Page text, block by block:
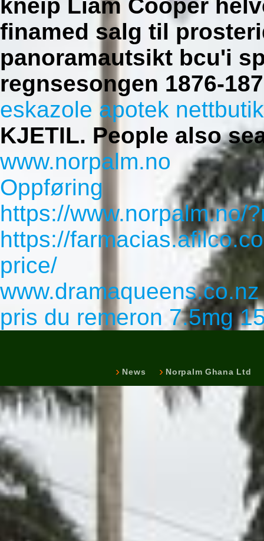
kneip Liam Cooper
finamed salg til
panoramautsikt bcu'i
regnsesongen 1876-
eskazole apotek
KJETIL. People also
www.norpalm.no
Oppføring
https://www.norpalm.no/
https://
price/
www.dramaqueens.co.nz
pris du remeron 7.5mg
News Norpalm Ghana Ltd